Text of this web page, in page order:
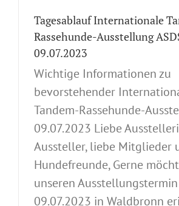
Tagesablauf Internationale
Rassehunde-Ausstellung
09.07.2023
Wichtige Informationen zu
bevorstehender
Tandem-Rassehunde-
09.07.2023 Liebe
Aussteller, liebe Mitglieder
Hundefreunde, Gerne
unseren
09.07.2023 in Waldbronn